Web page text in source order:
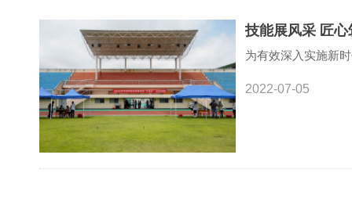
技能展风采 匠心
为有效深入实施新
2022-07-05